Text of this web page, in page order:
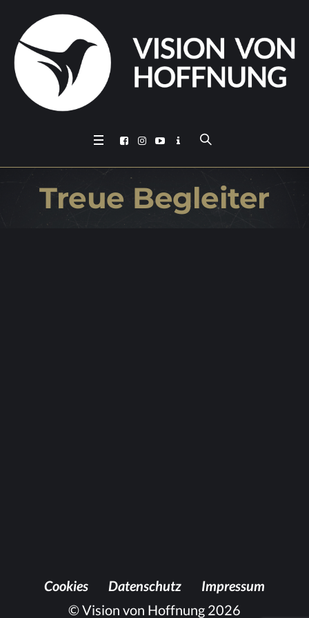
Treue Be­glei­ter
Coo­kies Da­ten­schutz
Im­pres­sum
© Vision von Hoffnung 2026